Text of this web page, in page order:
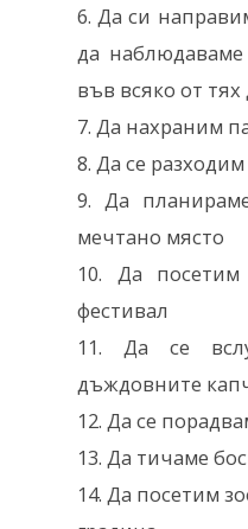
Да си
да
във всяко от
Да нахраним
Да се
Да
мечтано място
Да
фестивал
Да се
дъждовните
Да се
Да тичаме
Да посетим